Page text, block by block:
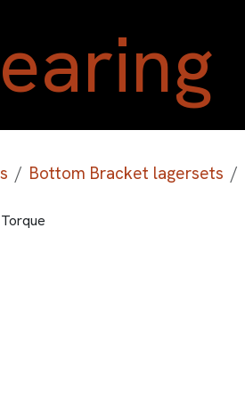
Bottom Bracket lagersets